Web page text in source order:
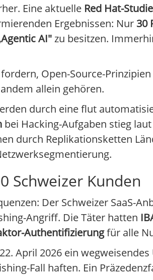
Eine aktuelle Red Hat-Studie
Ergebnissen: Nur 30
AI"zu besitzen.
Open-Source-
allein gehören.
durch eine flut
bei Hacking-Aufgaben stieg
durch Replikationsketten
Schweizer Kunden
Der Schweizer SaaS-
Angriff. Die Täter hatten
Authentifizierungfür alle
April 2026 ein
Fall haften. Ein